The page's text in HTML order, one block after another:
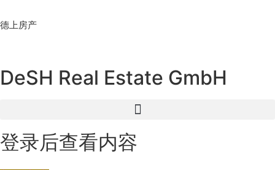
to
德上房产
DeSH Real Estate GmbH
登录后查看内容